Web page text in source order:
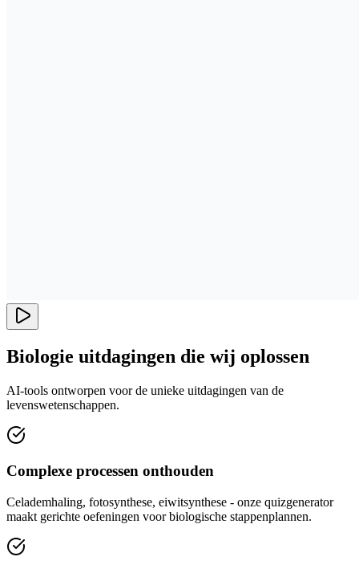
Biologie uitdagingen die wij oplossen
AI-tools ontworpen voor de unieke uitdagingen van de
levenswetenschappen.
Complexe processen onthouden
Celademhaling, fotosynthese, eiwitsynthese - onze quizgenerator
maakt gerichte oefeningen voor biologische stappenplannen.